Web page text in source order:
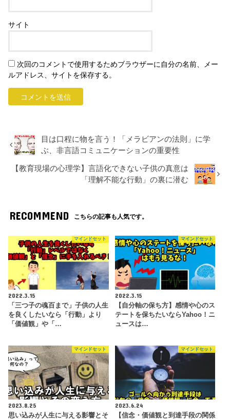
サイト
次回のコメントで使用するためブラウザーに自分の名前、メー
ルアドレス、サイトを保存する。
目は口程に物を言う！「メラビアンの法則」に学
ぶ、非言語コミュニケーションの重要性
【教育現場の心理学】言語化できない子供の真意は
「理解不能な行動」の裏に潜む
RECOMMEND こちらの記事も人気です。
マインドセット
2022.3.15
「三つ子の魂百まで」子供の人生
を良くしたいなら「行動」より
「価値観」や「…
マインドセット
2022.3.15
【自分軸の保ち方】感情や心のス
テートを保ちたいならYahoo！ニ
ュースは…
マインドセット
2023.8.25
思い込みが人生に与える影響とそ
マインドセット
2023.6.24
【信念・価値観と到達手段の関係